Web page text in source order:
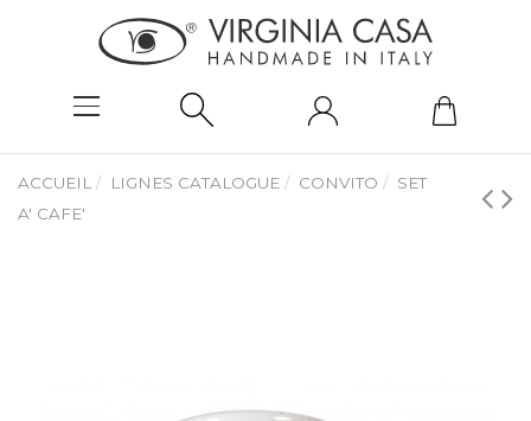
ACCUEIL LIGNES CATALOGUE CONVITO
SET
A' CAFE'